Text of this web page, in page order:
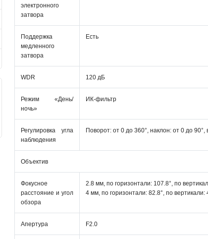
электронного
затвора
Поддержка
медленного
затвора
Есть
WDR 120 дБ
Режим «День/
ночь»
ИК-фильтр
Регулировка угла
наблюдения
Поворот: от 0 до 360°, наклон: от 0 до
Объектив
Фокусное
расстояние и угол
обзора
2.8 мм, по горизонтали: 107.8°, по
4 мм, по горизонтали: 82.8°, по вертикали:
Апертура F2.0